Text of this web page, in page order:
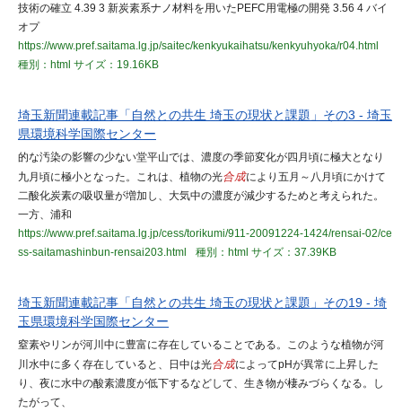
技術の確立 4.39 3 新炭素系ナノ材料を用いたPEFC用電極の開発 3.56 4 バイ
オプ
https://www.pref.saitama.lg.jp/saitec/kenkyukaihatsu/kenkyuhyoka/r04.html
種別：html サイズ：19.16KB
埼玉新聞連載記事「自然との共生 埼玉の現状と課題」その3 - 埼玉
県環境科学国際センター
的な汚染の影響の少ない堂平山では、濃度の季節変化が四月頃に極大となり
九月頃に極小となった。これは、植物の光合成により五月～八月頃にかけて
二酸化炭素の吸収量が増加し、大気中の濃度が減少するためと考えられた。
一方、浦和
https://www.pref.saitama.lg.jp/cess/torikumi/911-20091224-1424/rensai-02/ce
ss-saitamashinbun-rensai203.html
種別：html サイズ：37.39KB
埼玉新聞連載記事「自然との共生 埼玉の現状と課題」その19 - 埼
玉県環境科学国際センター
窒素やリンが河川中に豊富に存在していることである。このような植物が河
川水中に多く存在していると、日中は光合成によってpHが異常に上昇した
り、夜に水中の酸素濃度が低下するなどして、生き物が棲みづらくなる。し
たがって、